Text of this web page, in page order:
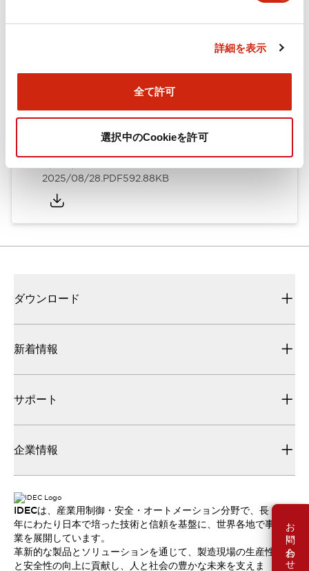
詳細を表示
全て許可
選択中のCookieを許可
お問い合わせ
ARN形モノレバースイッチ／CSシリーズカムスイッチ
2025/08/28.PDF1.20MB
2025/08/28.PDF592.88KB
ダウンロード
新着情報
サポート
企業情報
IDECは、産業用制御・安全・オートメーション分野で、長
年にわたり日本で培った技術と信頼を基盤に、世界各地で事
業を展開しています。
革新的な製品とソリューションを通じて、製造現場の生産性
と安全性の向上に貢献し、人と社会の豊かな未来を支えま